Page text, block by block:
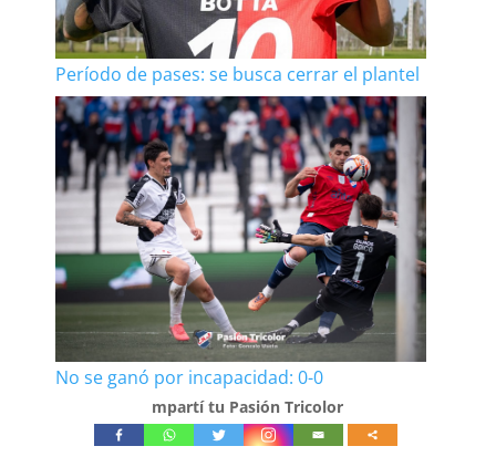
Período de pases: se busca cerrar el plantel
No se ganó por incapacidad: 0-0
mpartí tu Pasión Tricolor